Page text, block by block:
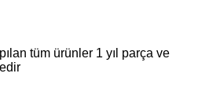
tüm ürünler 1 yıl parça ve